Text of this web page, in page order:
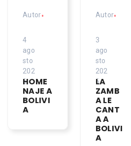
Autor•
4
ago
sto
202
6
HOME
NAJE A
BOLIVI
A
Autor•
3
ago
sto
202
6
LA
ZAMB
A LE
CANT
A A
BOLIVI
A